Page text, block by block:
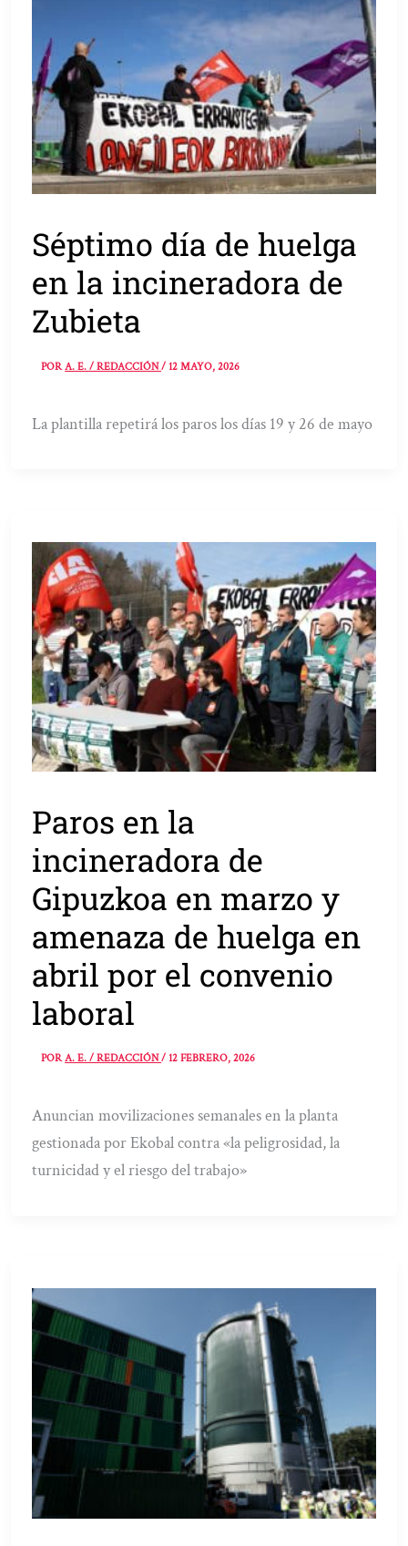
Séptimo día de huelga
en la incineradora de
Zubieta
PORA. E. / REDACCIÓN/12 MAYO, 2026
La plantilla repetirá los paros los días 19 y 26 de mayo
Paros en la
incineradora de
Gipuzkoa en marzo y
amenaza de huelga en
abril por el convenio
laboral
PORA. E. / REDACCIÓN/12 FEBRERO, 2026
Anuncian movilizaciones semanales en la planta
gestionada por Ekobal contra «la peligrosidad, la
turnicidad y el riesgo del trabajo»